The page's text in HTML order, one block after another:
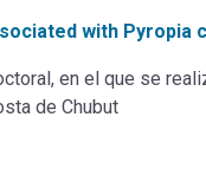
with
en el que se
de Chubut